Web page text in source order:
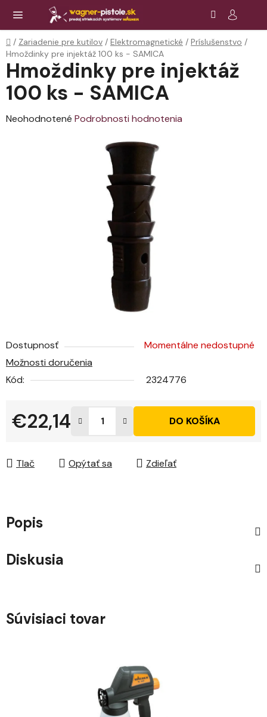
obsah
Domov
/ Zariadenie pre kutilov / Elektromagnetické / Príslušenstvo /
Hmoždinky pre injektáž 100 ks - SAMICA
Dostupnosť
Momentálne nedostupné
Možnosti doručenia
Kód:
2324776
€22,14 DO KOŠÍKA
Tlač Opýtať sa Zdieľať
Hmoždinky pre injektáž
100 ks - SAMICA
Priemerné
Neohodnotené Podrobnosti hodnotenia
Popis
Diskusia
Súvisiaci tovar